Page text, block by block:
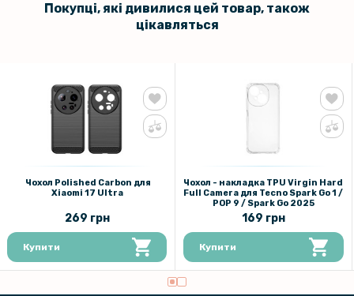
Покупці, які дивилися цей товар, також
цікавляться
Чохол Polished Carbon для
Xiaomi 17 Ultra
269 грн
Купити
Чохол - накладка TPU Virgin Hard
Full Camera для Tecno Spark Go 1 /
POP 9 / Spark Go 2025
169 грн
Купити